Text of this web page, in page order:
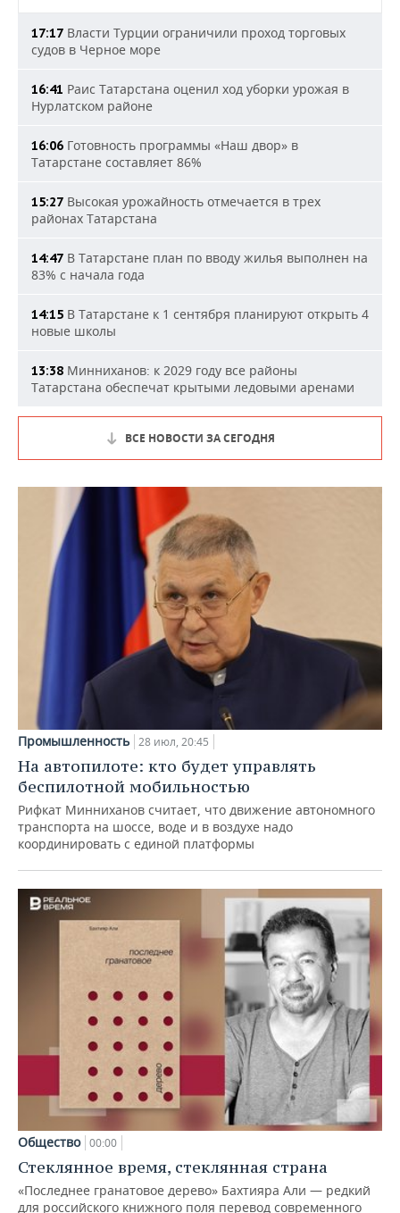
17:17 Власти Турции ограничили проход торговых
судов в Черное море
16:41 Раис Татарстана оценил ход уборки урожая в
Нурлатском районе
16:06 Готовность программы «Наш двор» в
Татарстане составляет 86%
15:27 Высокая урожайность отмечается в трех
районах Татарстана
14:47 В Татарстане план по вводу жилья выполнен на
83% с начала года
14:15 В Татарстане к 1 сентября планируют открыть 4
новые школы
13:38 Минниханов: к 2029 году все районы
Татарстана обеспечат крытыми ледовыми аренами
ВСЕ НОВОСТИ ЗА СЕГОДНЯ
Промышленность 28 июл, 20:45
На автопилоте: кто будет управлять
беспилотной мобильностью
Рифкат Минниханов считает, что движение автономного
транспорта на шоссе, воде и в воздухе надо
координировать с единой платформы
Общество 00:00
Стеклянное время, стеклянная страна
«Последнее гранатовое дерево» Бахтияра Али — редкий
для российского книжного поля перевод современного